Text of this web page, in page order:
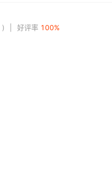
好评率 100%